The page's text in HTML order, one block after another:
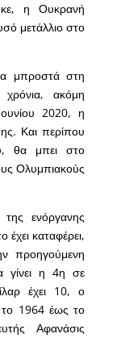
η Ουκρανή
μετάλλιο στο
μπροστά στη
ακόμη
2020, η
Και περίπου
θα μπει στο
Ολυμπιακούς
ενόργανης
καταφέρει,
προηγούμενη
γίνει η 4η σε
έχει 10, ο
1964 έως το
Αφανάσις